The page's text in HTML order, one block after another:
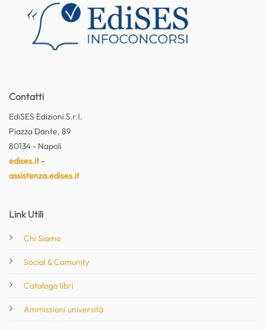
Contatti
EdiSES Edizioni S.r.l.
Piazza Dante, 89
80134 - Napoli
edises.it-
assistenza.edises.it
Link Utili
Chi Siamo
Social & Comunity
Catalogo libri
Ammissioni università